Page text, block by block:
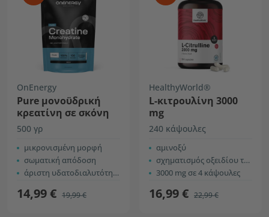
OnEnergy
Pure μονοϋδρική
κρεατίνη σε σκόνη
500 γρ
μικρονισμένη μορφή
σωματική απόδοση
άριστη υδατοδιαλυτότητα
14,99 € 19,99 €
HealthyWorld®
L-κιτρουλίνη 3000
mg
240 κάψουλες
αμινοξύ
σχηματισμός οξειδίου του αζώτου
3000 mg σε 4 κάψουλες
16,99 € 22,99 €